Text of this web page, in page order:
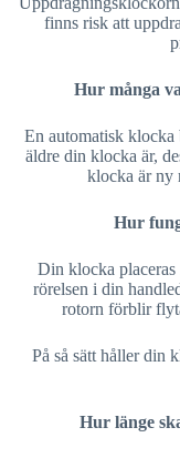
finns risk att
Hur många
En automatisk klocka
äldre din klocka är,
klocka är ny
Hur
Din klocka placeras
rörelsen i din
rotorn förblir
På så sätt håller din
Hur länge